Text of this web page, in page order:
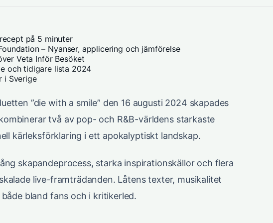
på 5 minuter
– Nyanser, applicering och jämförelse
Veta Inför Besöket
och tidigare lista 2024
i Sverige
”die with a smile” den 16 augusti 2024 skapades
två av pop- och R&B-världens starkaste
kärleksförklaring i ett apokalyptiskt landskap.
skapandeprocess, starka inspirationskällor och flera
live-framträdanden. Låtens texter, musikalitet
bland fans och i kritikerled.